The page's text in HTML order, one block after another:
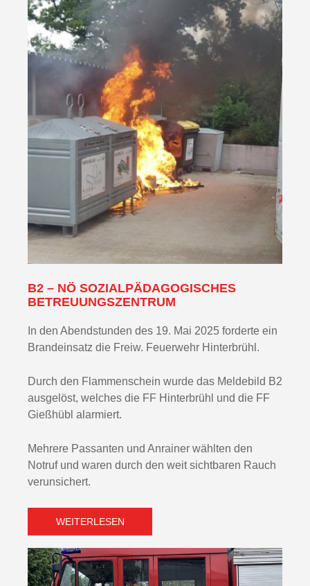
B2 – NÖ SOZIALPÄDAGOGISCHES
BETREUUNGSZENTRUM
In den Abendstunden des 19. Mai 2025 forderte ein
Brandeinsatz die Freiw. Feuerwehr Hinterbrühl.
Durch den Flammenschein wurde das Meldebild B2
ausgelöst, welches die FF Hinterbrühl und die FF
Gießhübl alarmiert.
Mehrere Passanten und Anrainer wählten den
Notruf und waren durch den weit sichtbaren Rauch
verunsichert.
WEITERLESEN